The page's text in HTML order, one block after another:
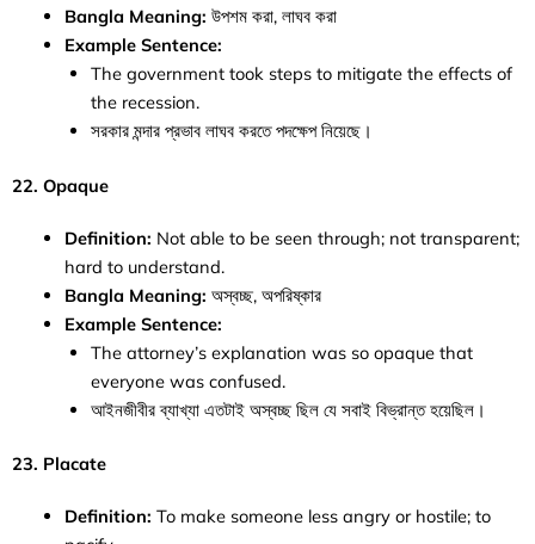
Bangla Meaning: উপশম করা, লাঘব করা
Example Sentence:
The government took steps to mitigate the effects of
the recession.
সরকার মন্দার প্রভাব লাঘব করতে পদক্ষেপ নিয়েছে।
22. Opaque
Definition: Not able to be seen through; not transparent;
hard to understand.
Bangla Meaning: অস্বচ্ছ, অপরিষ্কার
Example Sentence:
The attorney’s explanation was so opaque that
everyone was confused.
আইনজীবীর ব্যাখ্যা এতটাই অস্বচ্ছ ছিল যে সবাই বিভ্রান্ত হয়েছিল।
23. Placate
Definition: To make someone less angry or hostile; to